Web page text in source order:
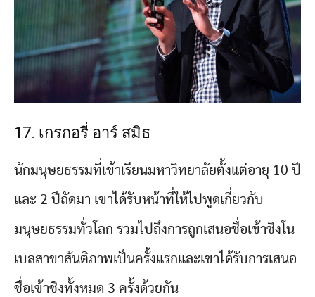
17. เกรกอรี่ อาร์ สมิธ
นักมนุษยธรรมที่เข้าเรียนมหาวิทยาลัยตั้งแต่อายุ 10 ปี
และ 2 ปีถัดมา เขาได้รับหน้าที่ให้ไปพูดเกี่ยวกับ
มนุษยธรรมทั่วโลก รวมไปถึงการถูกเสนอชื่อเข้าชิงโน
เบลสาขาสันติภาพเป็นครั้งแรกและเขาได้รับการเสนอ
ชื่อเข้าชิงทั้งหมด 3 ครั้งด้วยกัน